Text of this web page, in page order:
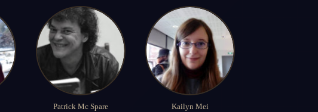
Patrick Mc Spare Kailyn Mei